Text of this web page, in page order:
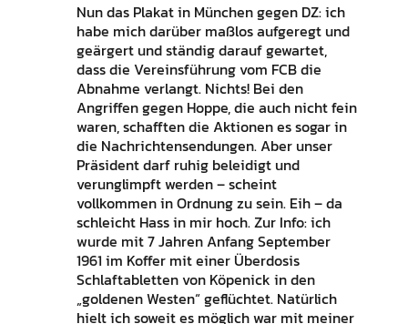
Nun das Plakat in München gegen DZ: ich
habe mich darüber maßlos aufgeregt und
geärgert und ständig darauf gewartet,
dass die Vereinsführung vom FCB die
Abnahme verlangt. Nichts! Bei den
Angriffen gegen Hoppe, die auch nicht fein
waren, schafften die Aktionen es sogar in
die Nachrichtensendungen. Aber unser
Präsident darf ruhig beleidigt und
verunglimpft werden – scheint
vollkommen in Ordnung zu sein. Eih – da
schleicht Hass in mir hoch. Zur Info: ich
wurde mit 7 Jahren Anfang September
1961 im Koffer mit einer Überdosis
Schlaftabletten von Köpenick in den
„goldenen Westen“ geflüchtet. Natürlich
hielt ich soweit es möglich war mit meiner